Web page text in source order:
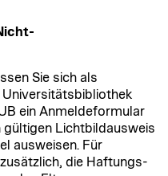
Sie sich als
ein Anmeldeformular
gültigen Lichtbildausweis
ausweisen. Für
die Haftungs-